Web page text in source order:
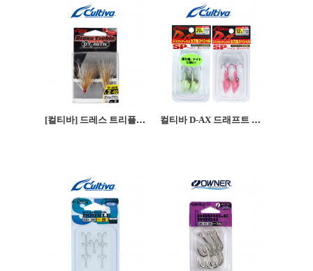
[컬티바] 드레스 트리플훅 - DT-46TN 컬티바 D-AX 드래프트 액스 지그헤드 갈치지그헤드 (JH-62G글로우 / JH-62K핑크)